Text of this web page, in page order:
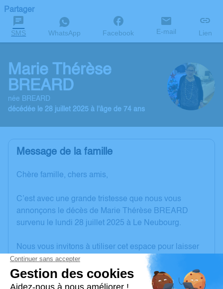
Partager
SMS WhatsApp Facebook E-mail Lien
Marie Thérèse
BREARD
née BREARD
décédée le 28 juillet 2025 à l'âge de 74 ans
Message de la famille
Chère famille, chers amis,
C’est avec une grande tristesse que nous vous
annonçons le décès de Marie Thérèse BREARD
survenu le lundi 28 juillet 2025 à Le Neubourg.
Nous vous invitons à utiliser cet espace pour laisser
vos condoléances, partager des photos souvenirs,
une anecdote ou exprimer vos pensées à travers des
poèmes ou des textes. Cet endroit est un lieu